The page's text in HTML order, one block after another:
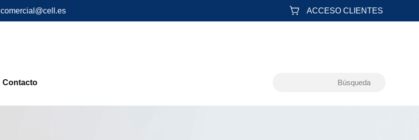
comercial@cell.es ACCESO CLIENTES
Contacto